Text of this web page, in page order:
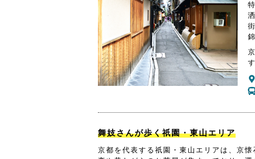
舞妓さんが歩く祇園・東山エリア
京都を代表する祇園・東山エリアは、京懐